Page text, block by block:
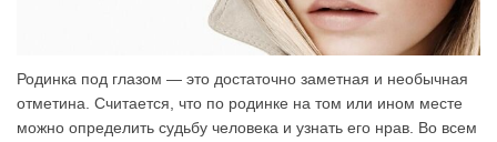
Родинка под глазом — это достаточно заметная и необычная
отметина. Считается, что по родинке на том или ином месте
можно определить судьбу человека и узнать его нрав. Во всем